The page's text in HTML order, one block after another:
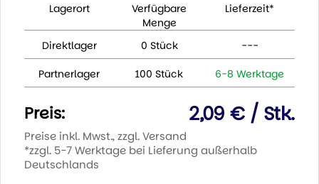
Lagerort
Verfügbare
Menge
Lieferzeit*
Direktlager 0 Stück ---
Partnerlager 100 Stück 6-8 Werktage
Preis: 2,09 € / Stk.
Preise inkl. Mwst., zzgl. Versand
*zzgl. 5-7 Werktage bei Lieferung außerhalb
Deutschlands